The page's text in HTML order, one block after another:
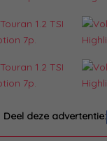
Deel deze advertentie: